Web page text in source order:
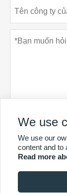
We use
We use our
content and to
Read more